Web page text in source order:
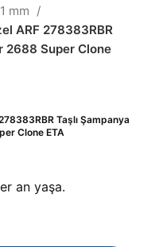
mm
ARF 278383RBR
2688 Super Clone
Taşlı Şampanya
Clone ETA
an yaşa.